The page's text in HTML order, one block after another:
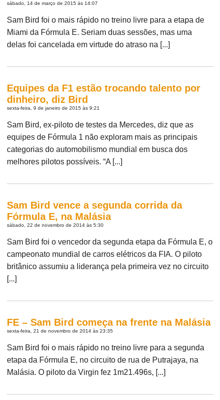
sábado, 14 de março de 2015 às 14:07
Sam Bird foi o mais rápido no treino livre para a etapa de
Miami da Fórmula E. Seriam duas sessões, mas uma
delas foi cancelada em virtude do atraso na [...]
Equipes da F1 estão trocando talento por
dinheiro, diz Bird
sexta-feira, 9 de janeiro de 2015 às 9:21
Sam Bird, ex-piloto de testes da Mercedes, diz que as
equipes de Fórmula 1 não exploram mais as principais
categorias do automobilismo mundial em busca dos
melhores pilotos possíveis. “A [...]
Sam Bird vence a segunda corrida da
Fórmula E, na Malásia
sábado, 22 de novembro de 2014 às 5:30
Sam Bird foi o vencedor da segunda etapa da Fórmula E, o
campeonato mundial de carros elétricos da FIA. O piloto
britânico assumiu a liderança pela primeira vez no circuito
[...]
FE – Sam Bird começa na frente na Malásia
sexta-feira, 21 de novembro de 2014 às 23:35
Sam Bird foi o mais rápido no treino livre para a segunda
etapa da Fórmula E, no circuito de rua de Putrajaya, na
Malásia. O piloto da Virgin fez 1m21.496s, [...]